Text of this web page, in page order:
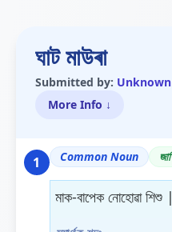
ঘাট মাউৰা
Submitted by: Unknown
More Info ↓
1 Common Noun
মাক-বাপেক নোহোৱা শিশু |